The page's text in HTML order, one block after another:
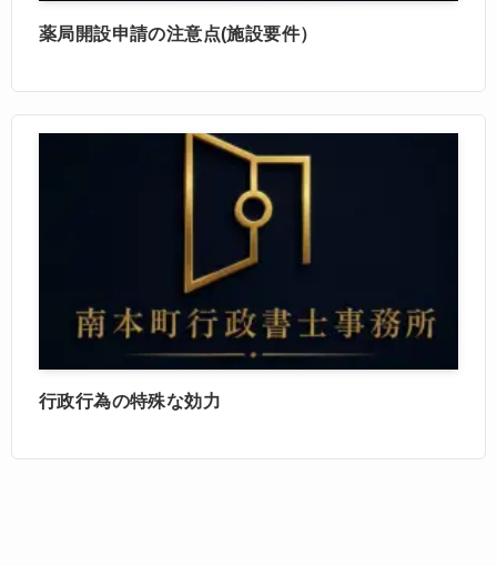
薬局開設申請の注意点(施設要件）
行政行為の特殊な効力